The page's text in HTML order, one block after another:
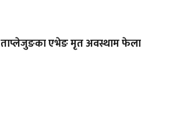
ताप्लेजुङका एभेङ मृत अवस्थाम फेला